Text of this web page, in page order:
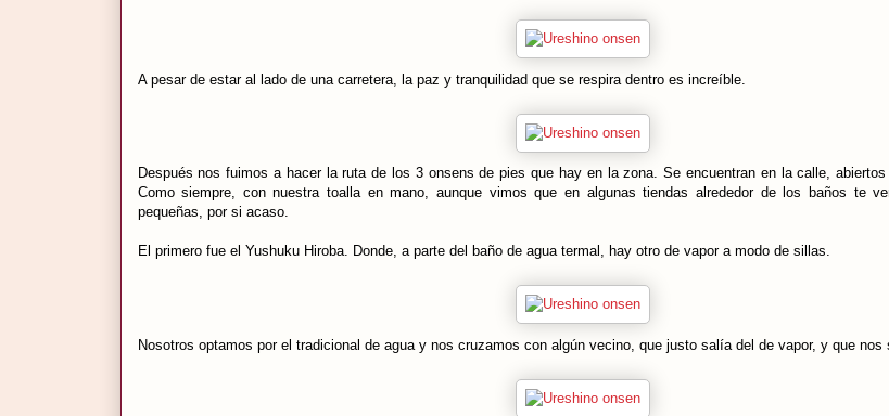
A pesar de estar al lado de una carretera, la paz y tranquilidad que se respira dentro es increíble.
Después nos fuimos a hacer la ruta de los 3 onsens de pies que hay en la zona. Se encuentran en la calle,
Como siempre, con nuestra toalla en mano, aunque vimos que en algunas tiendas alrededor de los baños te
pequeñas, por si acaso.
El primero fue el Yushuku Hiroba. Donde, a parte del baño de agua termal, hay otro de vapor a modo de sillas.
Nosotros optamos por el tradicional de agua y nos cruzamos con algún vecino, que justo salía del de vapor, y que nos